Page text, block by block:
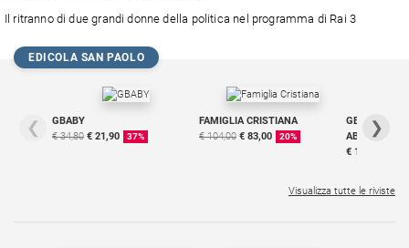
Papa
Papa
Chiesa
Il ritranno di due grandi donne della politica nel programma di Rai 3
EDICOLA SAN PAOLO
❮
GBABY
€ 34,80 € 21,90 37%
FAMIGLIA CRISTIANA
€ 104,00 € 83,00 20%
GBABY
€ 16,99
❯
Visualizza tutte le riviste